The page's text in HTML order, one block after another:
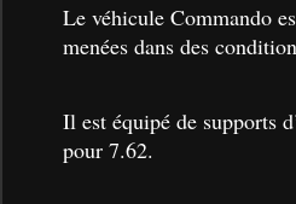
Le véhicule Commando
menées dans des
Il est équipé de supports
pour 7.62.